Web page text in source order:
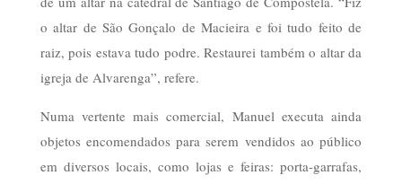
o altar de São Gonçalo de Macieira e foi tudo feito de
raiz, pois estava tudo podre. Restaurei também o altar da
igreja de Alvarenga”, refere.
Numa vertente mais comercial, Manuel executa ainda
objetos encomendados para serem vendidos ao público
em diversos locais, como lojas e feiras: porta-garrafas,